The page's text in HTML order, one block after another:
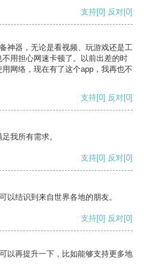
支持[0] 反对[0]
神器，无论是看视频、玩游戏还是工
用担心网速卡顿了。以前出差的时
网络，现在有了这个app，我再也不
支持[0] 反对[0]
我所有需求。
支持[0] 反对[0]
以结识到来自世界各地的朋友。
支持[0] 反对[0]
以再提升一下，比如能够支持更多地